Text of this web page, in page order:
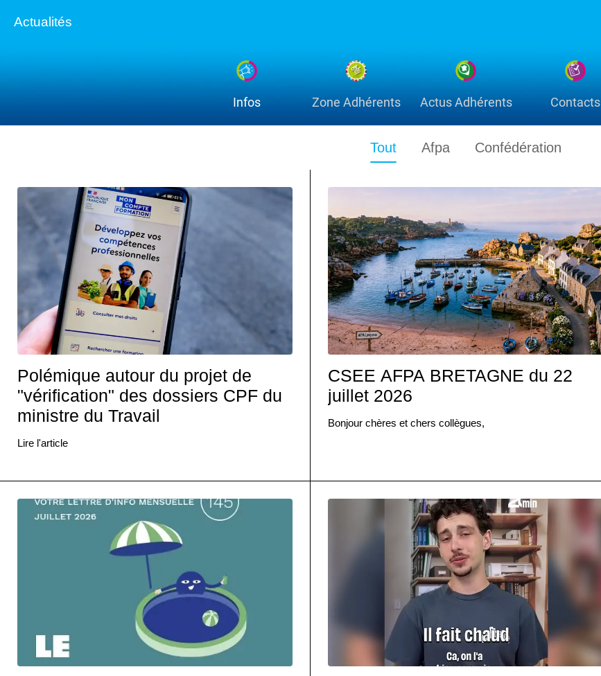
Actualités
Infos Zone Adhérents Actus Adhérents Contacts
Tout Afpa Confédération
Polémique autour du projet de
"vérification" des dossiers CPF du
ministre du Travail
Lire l'article
CSEE AFPA BRETAGNE du 22
juillet 2026
Bonjour chères et chers collègues,